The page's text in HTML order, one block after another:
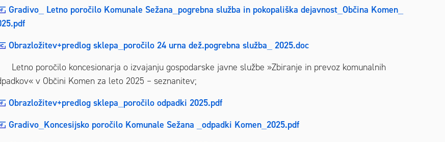
Gradivo_ Letno poročilo Komunale Sežana_pogrebna služba in pokopališka dejavnost_Občina Komen_
Obrazložitev+predlog sklepa_poročilo 24 urna dež.pogrebna služba_ 2025.doc
Letno poročilo koncesionarja o izvajanju gospodarske javne službe »Zbiranje in prevoz komunalnih
v Občini Komen za leto 2025 – seznanitev;
Obrazložitev+predlog sklepa_poročilo odpadki 2025.pdf
Gradivo_Koncesijsko poročilo Komunale Sežana _odpadki Komen_2025.pdf